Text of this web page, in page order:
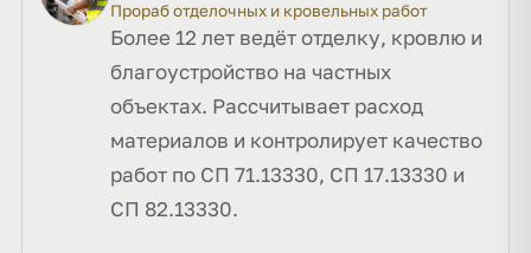
Прораб отделочных и кровельных работ
Более 12 лет ведёт отделку, кровлю и
благоустройство на частных
объектах. Рассчитывает расход
материалов и контролирует качество
работ по СП 71.13330, СП 17.13330 и
СП 82.13330.